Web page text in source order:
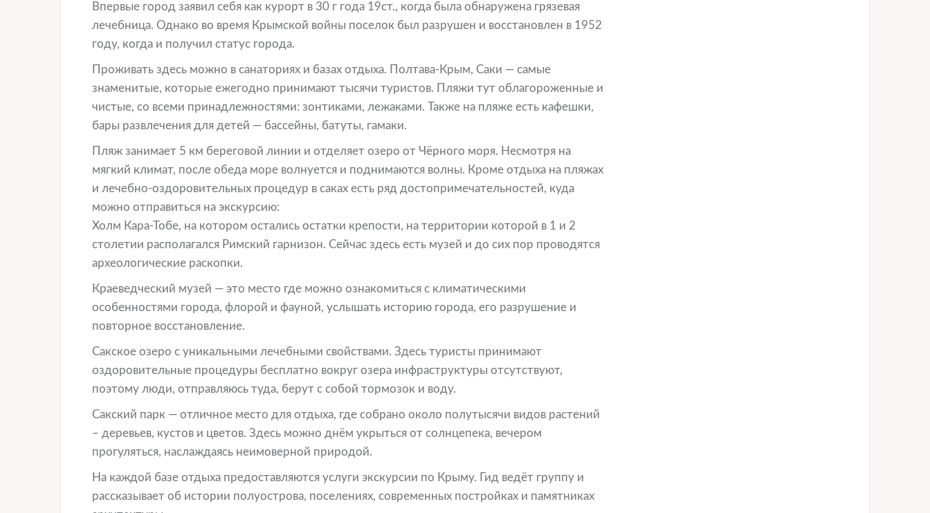
Впервые город заявил себя как курорт в 30 г года 19ст., когда была обнаружена грязевая
лечебница. Однако во время Крымской войны поселок был разрушен и восстановлен в 1952
году, когда и получил статус города.
Проживать здесь можно в санаториях и базах отдыха. Полтава-Крым, Саки — самые
знаменитые, которые ежегодно принимают тысячи туристов. Пляжи тут облагороженные и
чистые, со всеми принадлежностями: зонтиками, лежаками. Также на пляже есть кафешки,
бары развлечения для детей — бассейны, батуты, гамаки.
Пляж занимает 5 км береговой линии и отделяет озеро от Чёрного моря. Несмотря на
мягкий климат, после обеда море волнуется и поднимаются волны. Кроме отдыха на пляжах
и лечебно-оздоровительных процедур в саках есть ряд достопримечательностей, куда
можно отправиться на экскурсию:
Холм Кара-Тобе, на котором остались остатки крепости, на территории которой в 1 и 2
столетии располагался Римский гарнизон. Сейчас здесь есть музей и до сих пор проводятся
археологические раскопки.
Краеведческий музей — это место где можно ознакомиться с климатическими
особенностями города, флорой и фауной, услышать историю города, его разрушение и
повторное восстановление.
Сакское озеро с уникальными лечебными свойствами. Здесь туристы принимают
оздоровительные процедуры бесплатно вокруг озера инфраструктуры отсутствуют,
поэтому люди, отправляюсь туда, берут с собой тормозок и воду.
Сакский парк — отличное место для отдыха, где собрано около полутысячи видов растений
– деревьев, кустов и цветов. Здесь можно днём укрыться от солнцепека, вечером
прогуляться, наслаждаясь неимоверной природой.
На каждой базе отдыха предоставляются услуги экскурсии по Крыму. Гид ведёт группу и
рассказывает об истории полуострова, поселениях, современных постройках и памятниках